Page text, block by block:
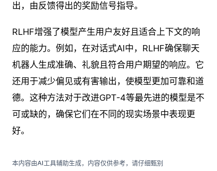
出，由反馈得出的奖励信号指导。
RLHF增强了模型产生用户友好且适合上下文的响
应的能力。例如，在对话式AI中，RLHF确保聊天
机器人生成准确、礼貌且符合用户期望的响应。它
还用于减少偏见或有害输出，使模型更加可靠和道
德。这种方法对于改进GPT-4等最先进的模型是不
可或缺的，确保它们在不同的现实场景中表现更
好。
本内容由AI工具辅助生成，内容仅供参考，请仔细甄别